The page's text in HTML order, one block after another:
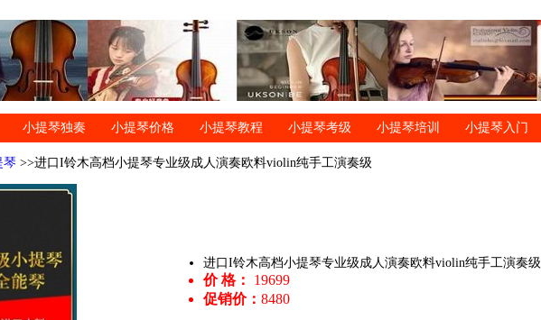
小提琴独奏 小提琴价格 小提琴教程 小提琴考级 小提琴培训 小提琴入门
琴 >>进口I铃木高档小提琴专业级成人演奏欧料violin纯手工演奏级
进口I铃木高档小提琴专业级成人演奏欧料violin纯手工演奏级
价 格： 19699
促销价： 8480